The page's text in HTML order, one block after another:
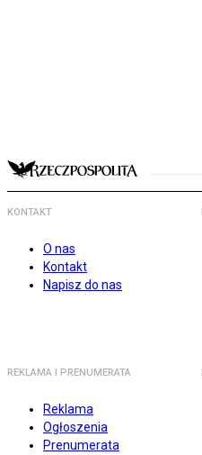
KONTAKT
O nas
Kontakt
Napisz do nas
REKLAMA I PRENUMERATA
Reklama
Ogłoszenia
Prenumerata